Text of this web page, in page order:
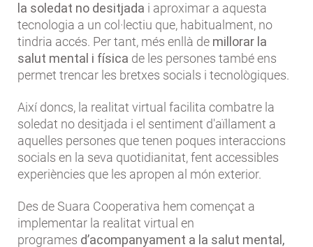
la soledat no desitjada i aproximar a aquesta
tecnologia a un col·lectiu que, habitualment, no
tindria accés. Per tant, més enllà de millorar la
salut mental i física de les persones també ens
permet trencar les bretxes socials i tecnològiques.
Així doncs, la realitat virtual facilita combatre la
soledat no desitjada i el sentiment d'aïllament a
aquelles persones que tenen poques interaccions
socials en la seva quotidianitat, fent accessibles
experiències que les apropen al món exterior.
Des de Suara Cooperativa hem començat a
implementar la realitat virtual en
programes d’acompanyament a la salut mental,